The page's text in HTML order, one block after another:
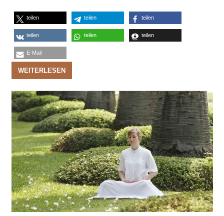
teilen teilen teilen
teilen teilen teilen
E-Mail
WEITERLESEN